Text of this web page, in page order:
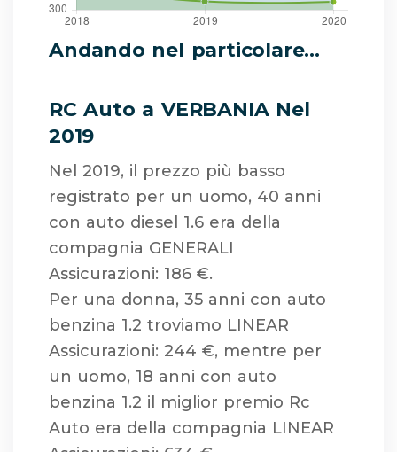
Andando nel particolare...
RC Auto a VERBANIA Nel
2019
Nel 2019, il prezzo più basso
registrato per un uomo, 40 anni
con auto diesel 1.6 era della
compagnia GENERALI
Assicurazioni: 186 €.
Per una donna, 35 anni con auto
benzina 1.2 troviamo LINEAR
Assicurazioni: 244 €, mentre per
un uomo, 18 anni con auto
benzina 1.2 il miglior premio Rc
Auto era della compagnia LINEAR